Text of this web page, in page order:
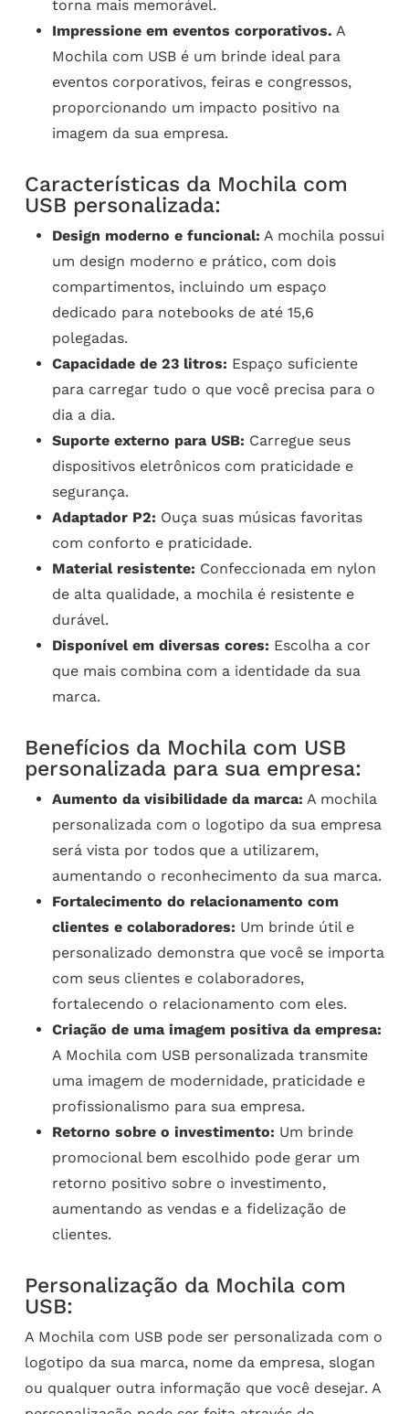
torna mais memorável.
Impressione em eventos corporativos. A
Mochila com USB é um brinde ideal para
eventos corporativos, feiras e congressos,
proporcionando um impacto positivo na
imagem da sua empresa.
Características da Mochila com
USB personalizada:
Design moderno e funcional: A mochila possui
um design moderno e prático, com dois
compartimentos, incluindo um espaço
dedicado para notebooks de até 15,6
polegadas.
Capacidade de 23 litros: Espaço suficiente
para carregar tudo o que você precisa para o
dia a dia.
Suporte externo para USB: Carregue seus
dispositivos eletrônicos com praticidade e
segurança.
Adaptador P2: Ouça suas músicas favoritas
com conforto e praticidade.
Material resistente: Confeccionada em nylon
de alta qualidade, a mochila é resistente e
durável.
Disponível em diversas cores: Escolha a cor
que mais combina com a identidade da sua
marca.
Benefícios da Mochila com USB
personalizada para sua empresa:
Aumento da visibilidade da marca: A mochila
personalizada com o logotipo da sua empresa
será vista por todos que a utilizarem,
aumentando o reconhecimento da sua marca.
Fortalecimento do relacionamento com
clientes e colaboradores: Um brinde útil e
personalizado demonstra que você se importa
com seus clientes e colaboradores,
fortalecendo o relacionamento com eles.
Criação de uma imagem positiva da empresa:
A Mochila com USB personalizada transmite
uma imagem de modernidade, praticidade e
profissionalismo para sua empresa.
Retorno sobre o investimento: Um brinde
promocional bem escolhido pode gerar um
retorno positivo sobre o investimento,
aumentando as vendas e a fidelização de
clientes.
Personalização da Mochila com
USB:
A Mochila com USB pode ser personalizada com o
logotipo da sua marca, nome da empresa, slogan
ou qualquer outra informação que você desejar. A